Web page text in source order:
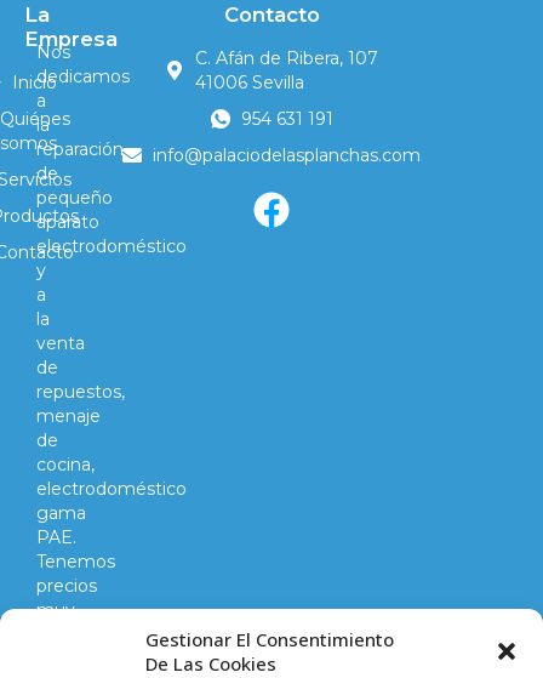
Gestionar El Consentimiento
De Las Cookies
Nos
dedicamos
a
la
reparación
de
pequeño
aparato
electrodoméstico
y
a
la
venta
de
repuestos,
menaje
de
cocina,
electrodoméstico
gama
PAE.
Tenemos
precios
muy
competitivos
La
Empresa
Inicio
Quiénes
somos
Contacto
C. Afán de Ribera, 107
41006 Sevilla
954 631 191
info@palaciodelasplanchas.com